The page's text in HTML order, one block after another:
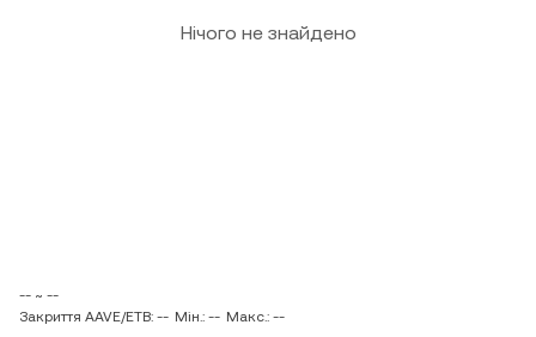
Нічого не знайдено
-- ~ --
Закриття AAVE/ETB: -- Мін.: -- Макс.: --